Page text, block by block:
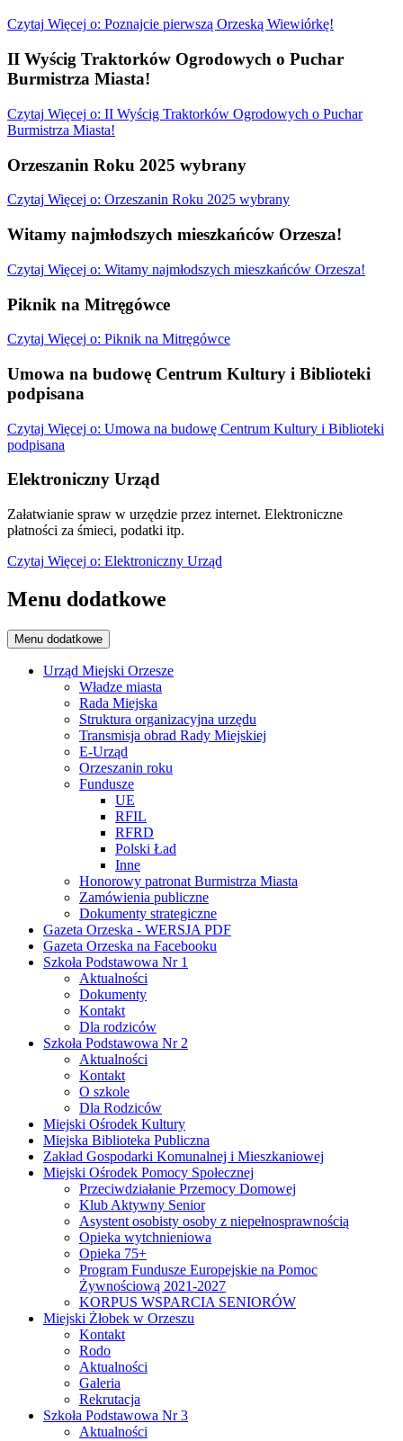
Czytaj Więcej o: Poznajcie pierwszą Orzeską Wiewiórkę!
II Wyścig Traktorków Ogrodowych o Puchar
Burmistrza Miasta!
Czytaj Więcej o: II Wyścig Traktorków Ogrodowych o Puchar
Burmistrza Miasta!
Orzeszanin Roku 2025 wybrany
Czytaj Więcej o: Orzeszanin Roku 2025 wybrany
Witamy najmłodszych mieszkańców Orzesza!
Czytaj Więcej o: Witamy najmłodszych mieszkańców Orzesza!
Piknik na Mitręgówce
Czytaj Więcej o: Piknik na Mitręgówce
Umowa na budowę Centrum Kultury i Biblioteki
podpisana
Czytaj Więcej o: Umowa na budowę Centrum Kultury i Biblioteki
podpisana
Elektroniczny Urząd
Załatwianie spraw w urzędzie przez internet. Elektroniczne
płatności za śmieci, podatki itp.
Czytaj Więcej o: Elektroniczny Urząd
Menu dodatkowe
Menu dodatkowe
Urząd Miejski Orzesze
Władze miasta
Rada Miejska
Struktura organizacyjna urzędu
Transmisja obrad Rady Miejskiej
E-Urząd
Orzeszanin roku
Fundusze
UE
RFIL
RFRD
Polski Ład
Inne
Honorowy patronat Burmistrza Miasta
Zamówienia publiczne
Dokumenty strategiczne
Gazeta Orzeska - WERSJA PDF
Gazeta Orzeska na Facebooku
Szkoła Podstawowa Nr 1
Aktualności
Dokumenty
Kontakt
Dla rodziców
Szkoła Podstawowa Nr 2
Aktualności
Kontakt
O szkole
Dla Rodziców
Miejski Ośrodek Kultury
Miejska Biblioteka Publiczna
Zakład Gospodarki Komunalnej i Mieszkaniowej
Miejski Ośrodek Pomocy Społecznej
Przeciwdziałanie Przemocy Domowej
Klub Aktywny Senior
Asystent osobisty osoby z niepełnosprawnością
Opieka wytchnieniowa
Opieka 75+
Program Fundusze Europejskie na Pomoc
Żywnościową 2021-2027
KORPUS WSPARCIA SENIORÓW
Miejski Żłobek w Orzeszu
Kontakt
Rodo
Aktualności
Galeria
Rekrutacja
Szkoła Podstawowa Nr 3
Aktualności